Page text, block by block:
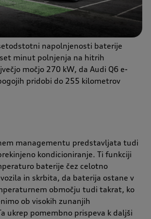
napolnjenosti baterije
minut polnjenja na hitrih
močjo 270 kW, da Audi Q6 e-
pridobi do 255 kilometrov
managementu predstavljata tudi
kondicioniranje. Ti funkciji
baterije čez celotno
in skrbita, da baterija ostane v
območju tudi takrat, ko
ob visokih zunanjih
ukrep pomembno prispeva k daljši